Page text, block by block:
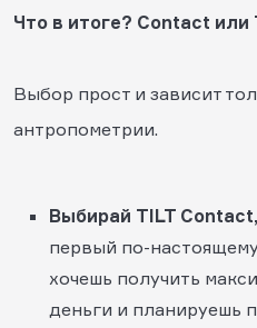
Что в итоге? Contact или
Выбор прост и зависит
антропометрии.
Выбирай TILT
первый по-
хочешь получить
деньги и планируешь